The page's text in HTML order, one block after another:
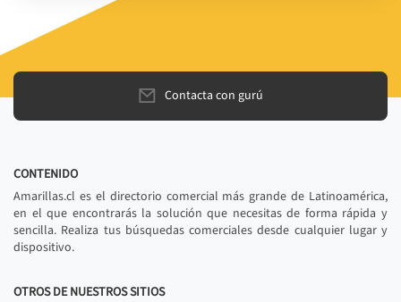
Contacta con gurú
CONTENIDO
Amarillas.cl es el directorio comercial más grande de Latinoamérica,
en el que encontrarás la solución que necesitas de forma rápida y
sencilla. Realiza tus búsquedas comerciales desde cualquier lugar y
dispositivo.
OTROS DE NUESTROS SITIOS